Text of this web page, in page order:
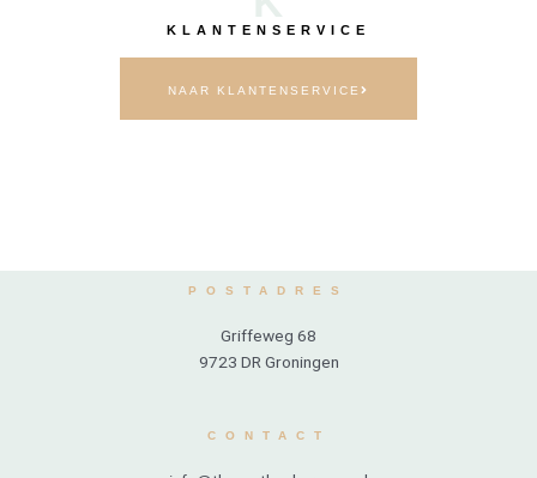
KLANTENSERVICE
NAAR KLANTENSERVICE
POSTADRES
Griffeweg 68
9723 DR Groningen
CONTACT